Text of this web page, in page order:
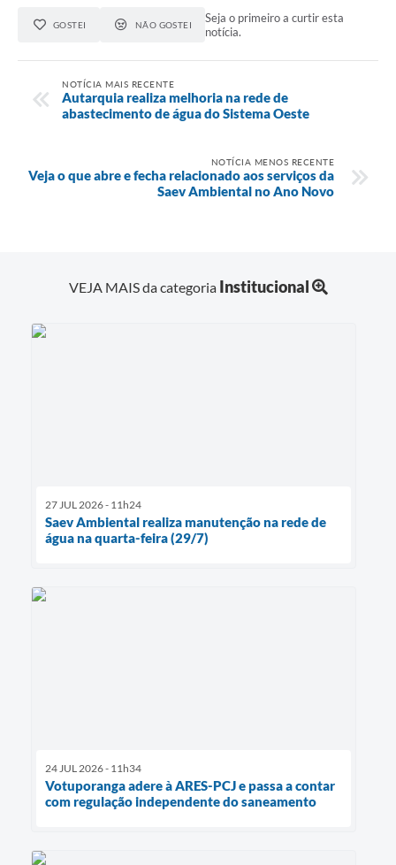
GOSTEI NÃO GOSTEI
Seja o primeiro a curtir esta
notícia.
NOTÍCIA MAIS RECENTE
Autarquia realiza melhoria na rede de
abastecimento de água do Sistema Oeste
NOTÍCIA MENOS RECENTE
Veja o que abre e fecha relacionado aos serviços da
Saev Ambiental no Ano Novo
VEJA MAIS da categoria Institucional
27 JUL 2026 - 11h24
Saev Ambiental realiza manutenção na rede de
água na quarta-feira (29/7)
24 JUL 2026 - 11h34
Votuporanga adere à ARES-PCJ e passa a contar
com regulação independente do saneamento